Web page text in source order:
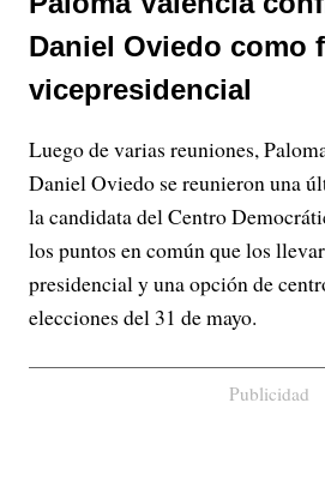
Daniel Oviedo como
vicepresidencial
Luego de varias reuniones,
Daniel Oviedo se reunieron una
la candidata del Centro
los puntos en común que los
presidencial y una opción de
elecciones del 31 de mayo.
Publicidad